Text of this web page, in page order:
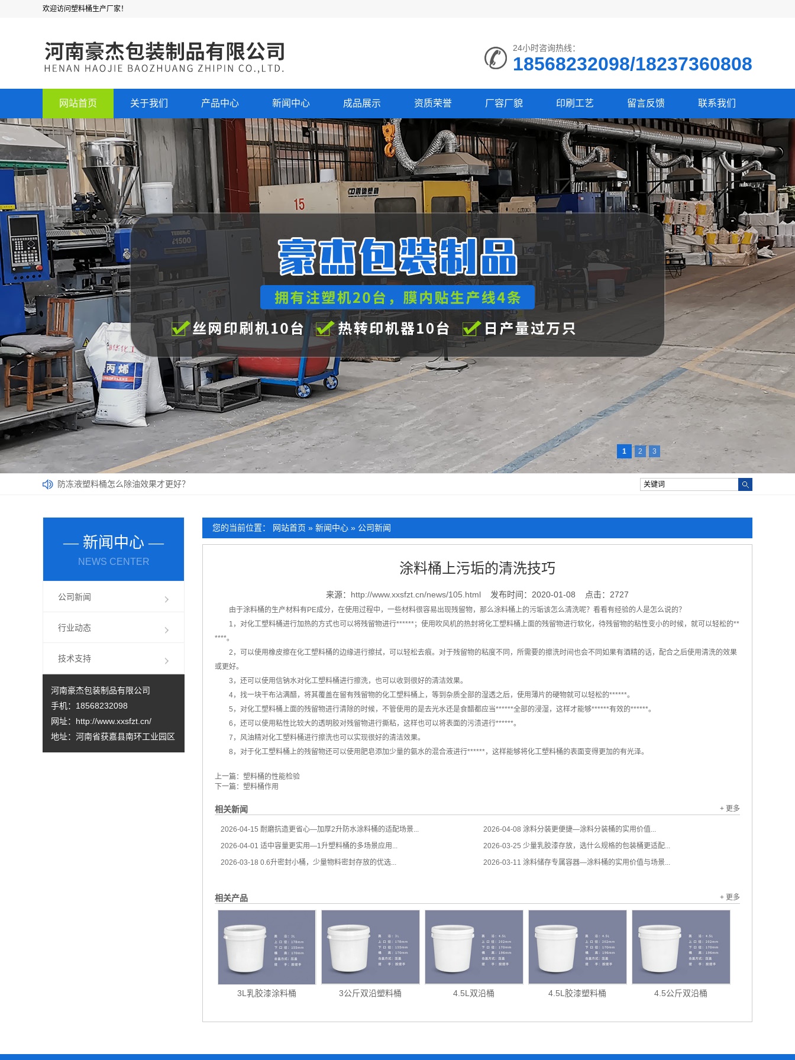
欢迎访问塑料桶生产厂家！
24小时咨询热线：
18568232098/18237360808
网站首页 关于我们 产品中心 新闻中心 成品展示 资质荣誉 厂容厂貌 印刷工艺 留言反馈 联系我们
1 2 3
防冻液塑料桶怎么除油效果才更好？
塑料桶本身有哪些优点您清楚吗？
您的当前位置： 网站首页 » 新闻中心 » 公司新闻
涂料桶上污垢的清洗技巧
来源： http://www.xxsfzt.cn/news/105.html 发布时间：2020-01-08 点击：2727
由于涂料桶的生产材料有PE成分，在使用过程中，一些材料很容易出现残留物，那么涂料桶上的污垢该怎么清洗呢？看看有经验的人是怎么说的？
1，对化工塑料桶进行加热的方式也可以将残留物进行******；使用吹风机的热封将化工塑料桶上面的残留物进行软化，待残留物的粘性变小的时候，就可以轻松的**
****。
2，可以使用橡皮擦在化工塑料桶的边缘进行擦拭，可以轻松去痕。对于残留物的粘度不同，所需要的擦洗时间也会不同如果有酒精的话，配合之后使用清洗的效果
或更好。
3，还可以使用信钠水对化工塑料桶进行擦洗，也可以收到很好的清洁效果。
4，找一块干布沾满醋，将其覆盖在留有残留物的化工塑料桶上，等到杂质全部的湿透之后，使用薄片的硬物就可以轻松的******。
5，对化工塑料桶上面的残留物进行清除的时候，不管使用的是去光水还是食醋都应当******全部的浸湿，这样才能够******有效的******。
6，还可以使用粘性比较大的透明胶对残留物进行撕粘，这样也可以将表面的污渍进行******。
7，风油精对化工塑料桶进行擦洗也可以实现很好的清洁效果。
8，对于化工塑料桶上的残留物还可以使用肥皂添加少量的氨水的混合液进行******，这样能够将化工塑料桶的表面变得更加的有光泽。
上一篇： 塑料桶的性能检验
下一篇： 塑料桶作用
相关新闻 + 更多
2026-04-15 耐磨抗造更省心—加厚2升防水涂料桶的适配场景... 2026-04-08 涂料分装更便捷—涂料分装桶的实用价值...
2026-04-01 适中容量更实用—1升塑料桶的多场景应用... 2026-03-25 少量乳胶漆存放，选什么规格的包装桶更适配...
2026-03-18 0.6升密封小桶，少量物料密封存放的优选... 2026-03-11 涂料储存专属容器—涂料桶的实用价值与场景...
相关产品 + 更多
3L乳胶漆涂料桶 3公斤双沿塑料桶 4.5L双沿桶 4.5L胶漆塑料桶 4.5公斤双沿桶
— 新闻中心 —
NEWS CENTER
公司新闻
行业动态
技术支持
河南豪杰包装制品有限公司
手机：18568232098
网址： http://www.xxsfzt.cn/
地址：河南省获嘉县南环工业园区